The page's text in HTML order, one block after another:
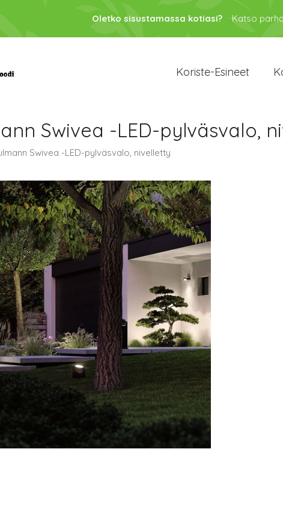
Oletko sisustamassa kotiasi? Katso
Koriste-Esineet
Swivea -LED-pylväsvalo,
Swivea -LED-pylväsvalo, nivelletty